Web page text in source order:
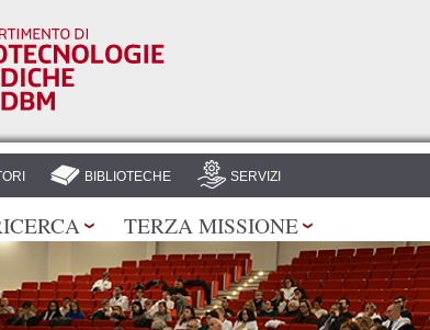
BIBLIOTECHE SERVIZI
TERZA MISSIONE